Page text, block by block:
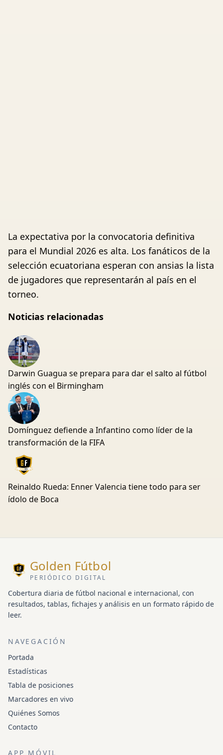
La expectativa por la convocatoria definitiva
para el Mundial 2026 es alta. Los fanáticos de la
selección ecuatoriana esperan con ansias la lista
de jugadores que representarán al país en el
torneo.
Noticias relacionadas
Darwin Guagua se prepara para dar el salto al fútbol
inglés con el Birmingham
Domínguez defiende a Infantino como líder de la
transformación de la FIFA
Reinaldo Rueda: Enner Valencia tiene todo para ser
ídolo de Boca
Golden Fútbol
PERIÓDICO DIGITAL
Cobertura diaria de fútbol nacional e internacional, con
resultados, tablas, fichajes y análisis en un formato rápido de
leer.
NAVEGACIÓN
Portada
Estadísticas
Tabla de posiciones
Marcadores en vivo
Quiénes Somos
Contacto
APP MÓVIL